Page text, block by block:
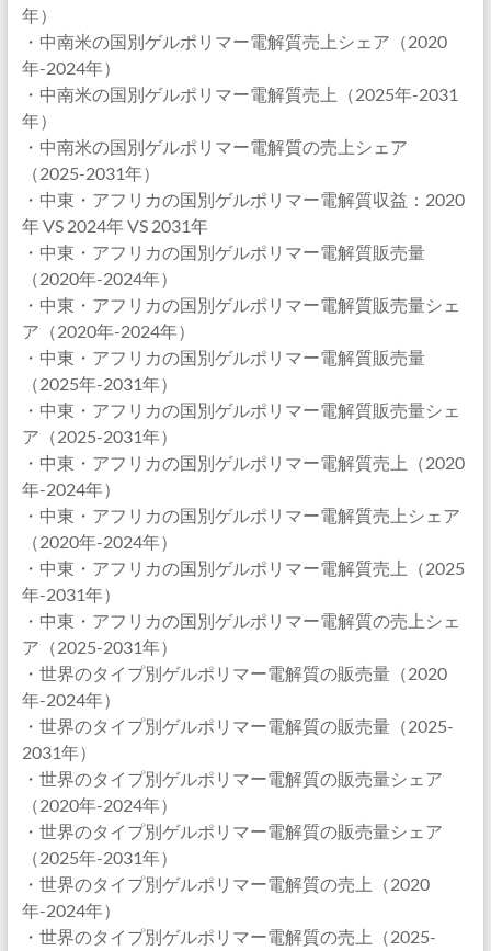
年）
・中南米の国別ゲルポリマー電解質売上シェア（2020
年-2024年）
・中南米の国別ゲルポリマー電解質売上（2025年-2031
年）
・中南米の国別ゲルポリマー電解質の売上シェア
（2025-2031年）
・中東・アフリカの国別ゲルポリマー電解質収益：2020
年 VS 2024年 VS 2031年
・中東・アフリカの国別ゲルポリマー電解質販売量
（2020年-2024年）
・中東・アフリカの国別ゲルポリマー電解質販売量シェ
ア（2020年-2024年）
・中東・アフリカの国別ゲルポリマー電解質販売量
（2025年-2031年）
・中東・アフリカの国別ゲルポリマー電解質販売量シェ
ア（2025-2031年）
・中東・アフリカの国別ゲルポリマー電解質売上（2020
年-2024年）
・中東・アフリカの国別ゲルポリマー電解質売上シェア
（2020年-2024年）
・中東・アフリカの国別ゲルポリマー電解質売上（2025
年-2031年）
・中東・アフリカの国別ゲルポリマー電解質の売上シェ
ア（2025-2031年）
・世界のタイプ別ゲルポリマー電解質の販売量（2020
年-2024年）
・世界のタイプ別ゲルポリマー電解質の販売量（2025-
2031年）
・世界のタイプ別ゲルポリマー電解質の販売量シェア
（2020年-2024年）
・世界のタイプ別ゲルポリマー電解質の販売量シェア
（2025年-2031年）
・世界のタイプ別ゲルポリマー電解質の売上（2020
年-2024年）
・世界のタイプ別ゲルポリマー電解質の売上（2025-